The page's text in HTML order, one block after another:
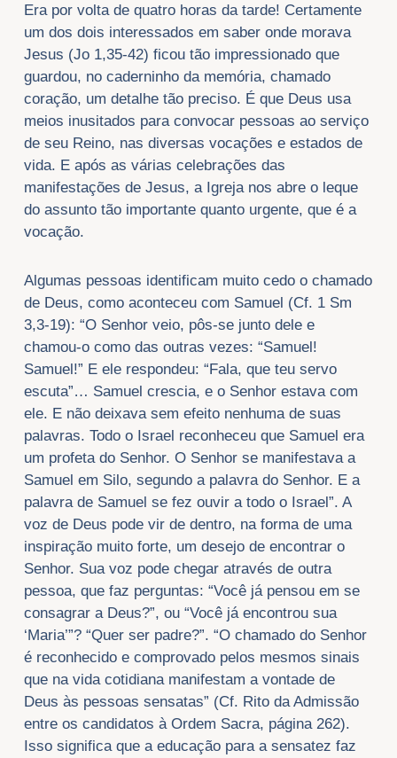
Era por volta de quatro horas da tarde! Certamente
um dos dois interessados em saber onde morava
Jesus (Jo 1,35-42) ficou tão impressionado que
guardou, no caderninho da memória, chamado
coração, um detalhe tão preciso. É que Deus usa
meios inusitados para convocar pessoas ao serviço
de seu Reino, nas diversas vocações e estados de
vida. E após as várias celebrações das
manifestações de Jesus, a Igreja nos abre o leque
do assunto tão importante quanto urgente, que é a
vocação.
Algumas pessoas identificam muito cedo o chamado
de Deus, como aconteceu com Samuel (Cf. 1 Sm
3,3-19): “O Senhor veio, pôs-se junto dele e
chamou-o como das outras vezes: “Samuel!
Samuel!” E ele respondeu: “Fala, que teu servo
escuta”… Samuel crescia, e o Senhor estava com
ele. E não deixava sem efeito nenhuma de suas
palavras. Todo o Israel reconheceu que Samuel era
um profeta do Senhor. O Senhor se manifestava a
Samuel em Silo, segundo a palavra do Senhor. E a
palavra de Samuel se fez ouvir a todo o Israel”. A
voz de Deus pode vir de dentro, na forma de uma
inspiração muito forte, um desejo de encontrar o
Senhor. Sua voz pode chegar através de outra
pessoa, que faz perguntas: “Você já pensou em se
consagrar a Deus?”, ou “Você já encontrou sua
‘Maria’”? “Quer ser padre?”. “O chamado do Senhor
é reconhecido e comprovado pelos mesmos sinais
que na vida cotidiana manifestam a vontade de
Deus às pessoas sensatas” (Cf. Rito da Admissão
entre os candidatos à Ordem Sacra, página 262).
Isso significa que a educação para a sensatez faz